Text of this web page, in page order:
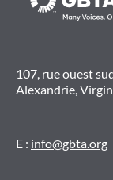
107, rue ouest
Alexandrie,
E : info@gbta.org